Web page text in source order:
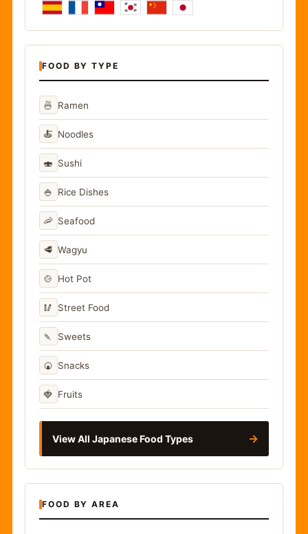
FOOD BY TYPE
🍜 Ramen
🍝 Noodles
🍣 Sushi
🍚 Rice Dishes
🦐 Seafood
🥩 Wagyu
🍲 Hot Pot
🥢 Street Food
🍡 Sweets
🍘 Snacks
🍓 Fruits
View All Japanese Food Types →
FOOD BY AREA